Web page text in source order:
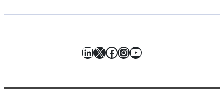
LinkedIn
X Facebook
Instagram
YouTube